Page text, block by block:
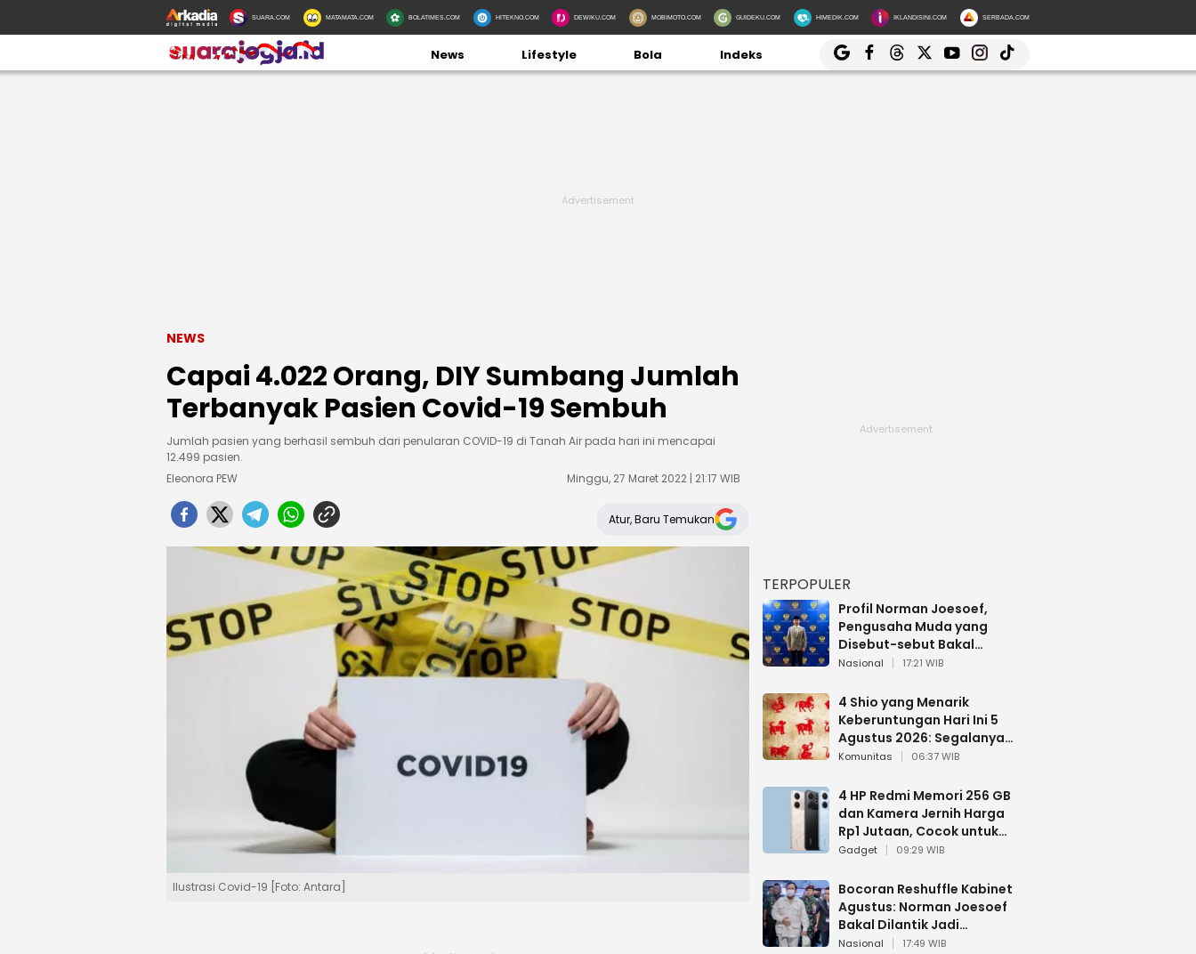
SUARA.COM MATAMATA.COM BOLATIMES.COM HITEKNO.COM DEWIKU.COM MOBIMOTO.COM GUIDEKU.COM HIMEDIK.COM IKLANDISINI.COM SERBADA.COM
News Lifestyle Bola Indeks
NEWS
Capai 4.022 Orang, DIY Sumbang Jumlah
Terbanyak Pasien Covid-19 Sembuh
Jumlah pasien yang berhasil sembuh dari penularan COVID-19 di Tanah Air pada hari ini mencapai
12.499 pasien.
Eleonora PEW
Minggu, 27 Maret 2022 | 21:17 WIB
Atur, Baru Temukan
Ilustrasi Covid-19 [Foto: Antara]
TERPOPULER
Profil Norman Joesoef,
Pengusaha Muda yang
Disebut-sebut Bakal
Dilantik Jadi Wamenhan RI
Nasional 17:21 WIB
4 Shio yang Menarik
Keberuntungan Hari Ini 5
Agustus 2026: Segalanya
Berjalan Lancar
Komunitas 06:37 WIB
4 HP Redmi Memori 256 GB
dan Kamera Jernih Harga
Rp1 Jutaan, Cocok untuk
Multitasking
Gadget 09:29 WIB
Bocoran Reshuffle Kabinet
Agustus: Norman Joesoef
Bakal Dilantik Jadi
Wamenhan RI
Nasional 17:49 WIB